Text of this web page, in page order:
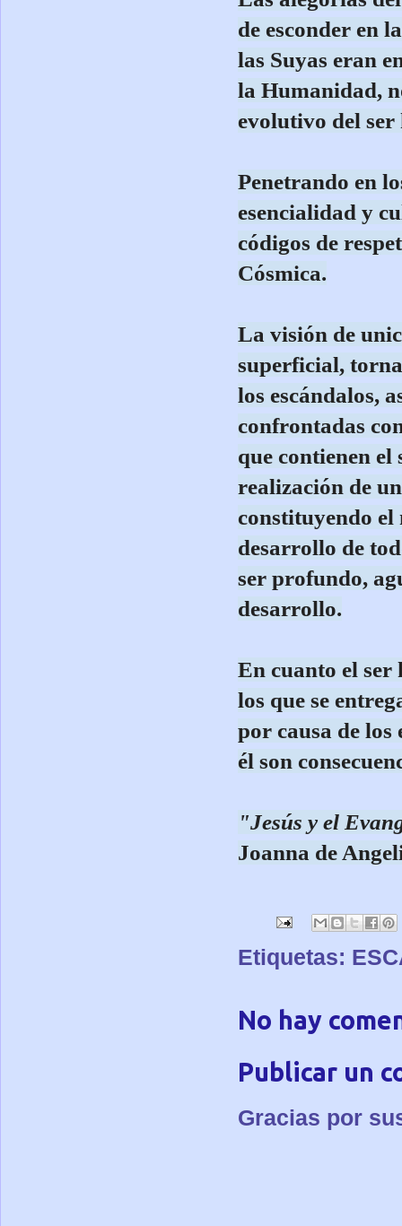
de esconder en
las Suyas eran
la Humanidad,
evolutivo del
Penetrando en
esencialidad y
códigos de
Cósmica.
La visión de
superficial,
los escándalos,
confrontadas
que contienen el
realización de
constituyendo el
desarrollo de
ser profundo,
desarrollo.
En cuanto el ser
los que se
por causa de los
él son
"Jesús y el
Joanna de
Etiquetas:
No hay
Publicar un
Gracias por